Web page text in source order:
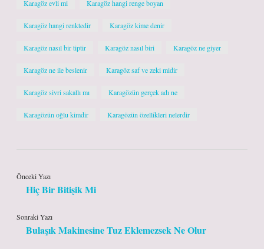
Karagöz evli mi Karagöz hangi renge boyan
Karagöz hangi renktedir Karagöz kime denir
Karagöz nasıl bir tiptir Karagöz nasıl biri Karagöz ne giyer
Karagöz ne ile beslenir Karagöz saf ve zeki midir
Karagöz sivri sakallı mı Karagözün gerçek adı ne
Karagözün oğlu kimdir Karagözün özellikleri nelerdir
Önceki Yazı
Hiç Bir Bitişik Mi
Sonraki Yazı
Bulaşık Makinesine Tuz Eklemezsek Ne Olur